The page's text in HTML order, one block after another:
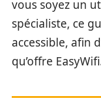
vous soyez un
spécialiste, ce
accessible, afin
qu’offre